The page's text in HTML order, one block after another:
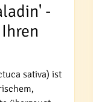
-
sativa) ist